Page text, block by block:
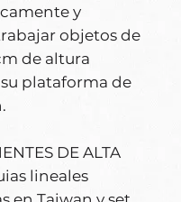
y
objetos de
de altura
plataforma de
DE ALTA
lineales